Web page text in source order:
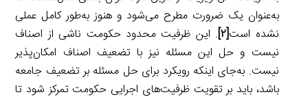
به‌عنوان یک ضرورت مطرح می‌شود و هنوز به‌طور کامل عملی
نشده است[۲] . این ظرفیت محدود حکومت ناشی از اصناف
نیست و حل این مسئله نیز با تضعیف اصناف امکان‌پذیر
نیست. به‌جای اینکه رویکرد برای حل مسئله بر تضعیف جامعه
باشد، باید بر تقویت ظرفیت‌های اجرایی حکومت تمرکز شود تا